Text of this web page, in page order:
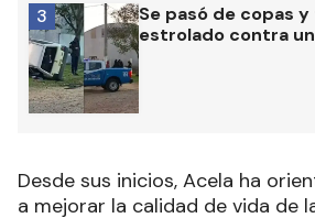
Se pasó de copas
estrolado contra
3
Desde sus inicios, Acela ha
a mejorar la calidad de vida de